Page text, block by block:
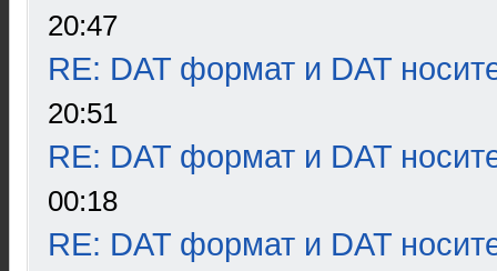
20:47
RE: DAT формат и DAT
20:51
RE: DAT формат и DAT
00:18
RE: DAT формат и DAT